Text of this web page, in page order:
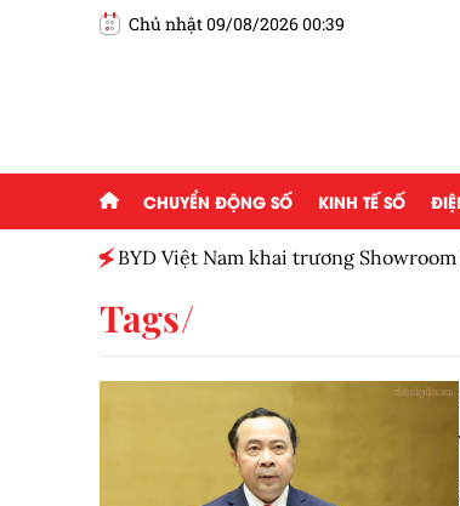
Chủ nhật 09/08/2026 00:39
CHUYỂN ĐỘNG SỐ KINH TẾ SỐ
BYD Việt Nam khai trương
Tags